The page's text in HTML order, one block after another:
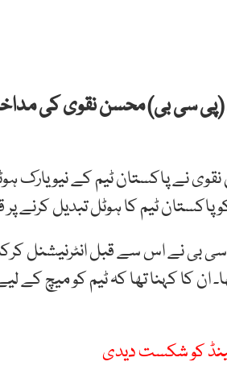
نے پاکستان ٹیم کے نیو یارک
ٹیم کا ہوٹل تبدیل کرنے پر
سی بی نے اس سے قبل انٹرنیشنل
ان کا کہنا تھا کہ ٹیم کو میچ
کو شکست دیدی